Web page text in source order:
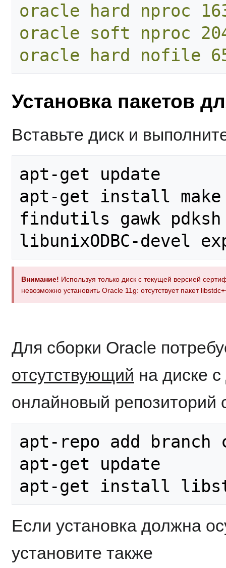
oracle hard nproc
oracle soft nproc
oracle hard nofile
Установка пакетов
Вставьте диск и
apt-get update
apt-get install make
findutils gawk
Внимание! Используя только диск с текущей версией
невозможно установить Oracle 11g: отсутствует пакет
Для сборки Oracle
отсутствующий на диске
онлайновый репозиторий
apt-repo add branch
apt-get update
Если установка должна
установите также